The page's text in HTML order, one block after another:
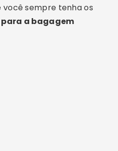
você sempre tenha os
a bagagem